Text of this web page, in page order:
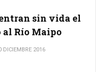
sin vida el
al Río Maipo
DICIEMBRE 2016